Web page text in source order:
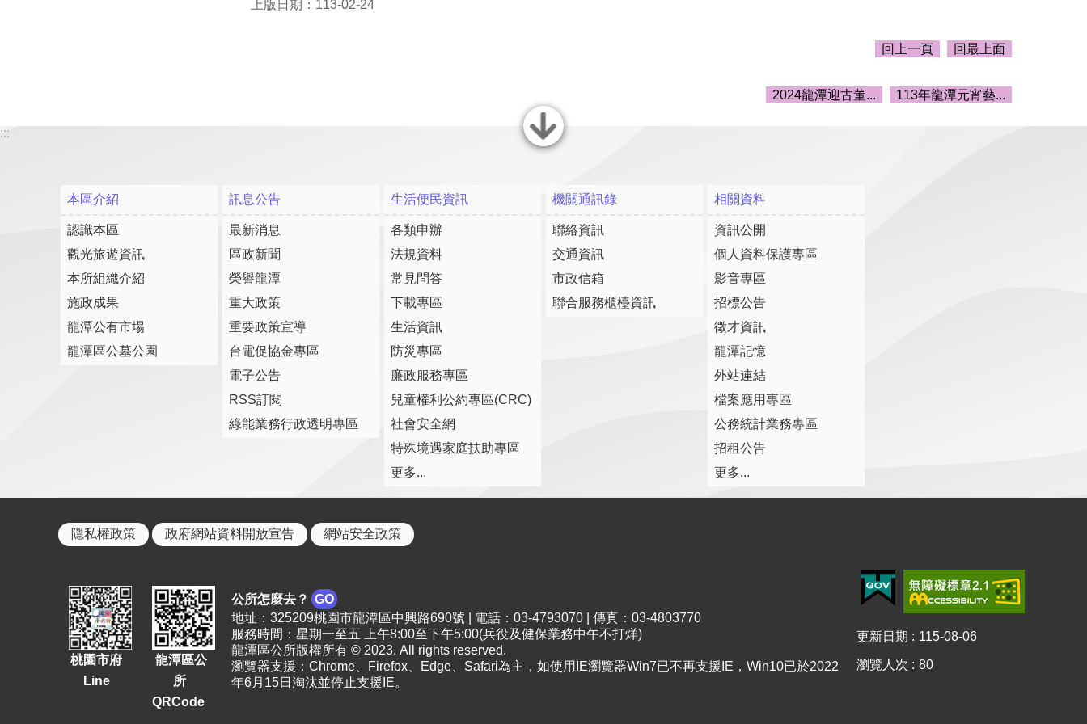
上版日期：113-02-24
回上一頁 回最上面
2024龍潭迎古董... 113年龍潭元宵藝...
關閉
:::
本區介紹
認識本區
觀光旅遊資訊
本所組織介紹
施政成果
龍潭公有市場
龍潭區公墓公園
訊息公告
最新消息
區政新聞
榮譽龍潭
重大政策
重要政策宣導
台電促協金專區
電子公告
RSS訂閱
綠能業務行政透明專區
生活便民資訊
各類申辦
法規資料
常見問答
下載專區
生活資訊
防災專區
廉政服務專區
兒童權利公約專區(CRC)
社會安全網
特殊境遇家庭扶助專區
更多...
機關通訊錄
聯絡資訊
交通資訊
市政信箱
聯合服務櫃檯資訊
相關資料
資訊公開
個人資料保護專區
影音專區
招標公告
徵才資訊
龍潭記憶
外站連結
檔案應用專區
公務統計業務專區
招租公告
更多...
隱私權政策 政府網站資料開放宣告 網站安全政策
桃園市府
Line
龍潭區公
所
QRCode
公所怎麼去？
GO
地址：325209桃園市龍潭區中興路690號 | 電話：03-4793070 | 傳真：03-4803770
服務時間：星期一至五 上午8:00至下午5:00(兵役及健保業務中午不打烊)
龍潭區公所版權所有 © 2023. All rights reserved.
瀏覽器支援：Chrome、Firefox、Edge、Safari為主，如使用IE瀏覽器Win7已不再支援IE，Win10已於2022
年6月15日淘汰並停止支援IE。
更新日期 115-08-06
瀏覽人次 80